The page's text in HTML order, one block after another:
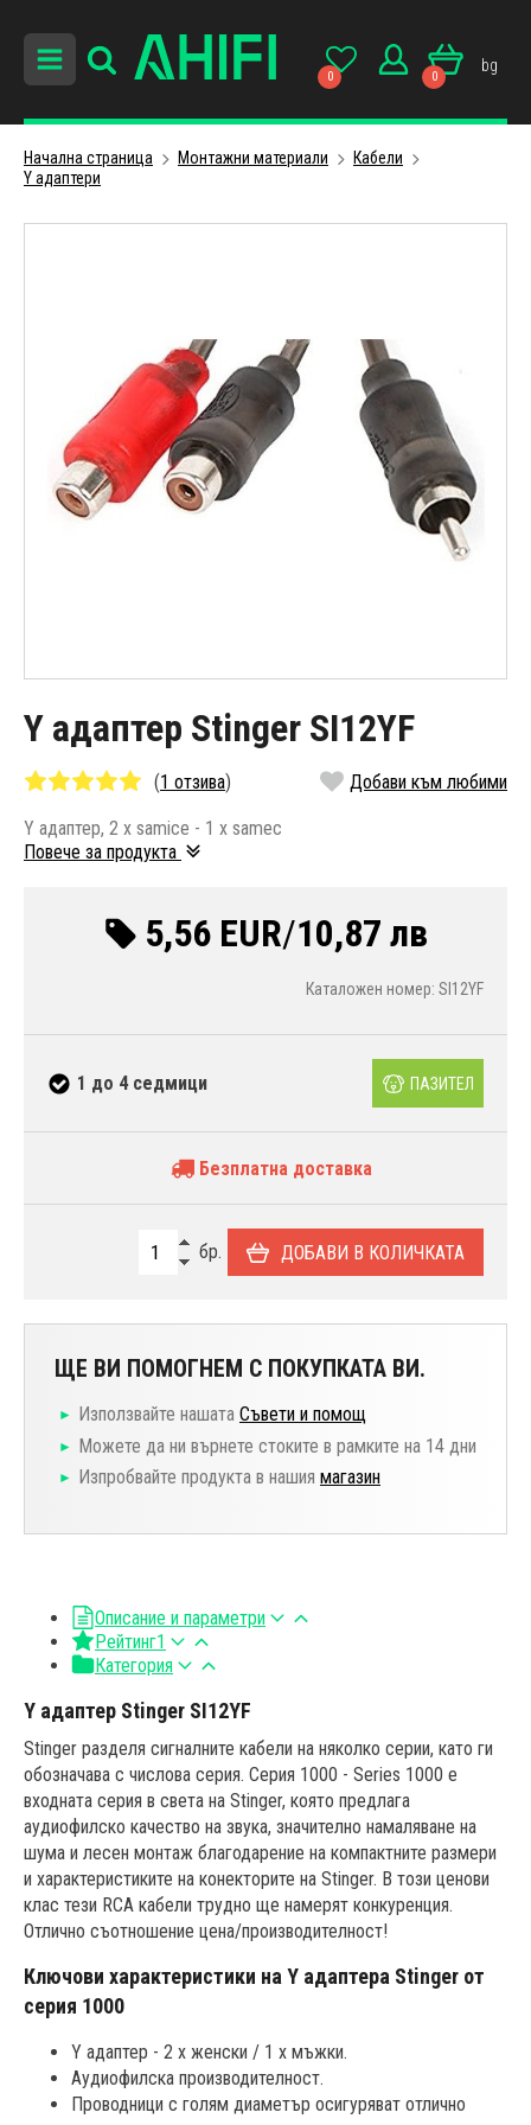
0 0
bg
Начална страница Монтажни материали
Кабели
Y адаптери
Y адаптер Stinger SI12YF
(1 отзива) Добави към любими
Y адаптер, 2 x samice - 1 x samec
Повече за продукта
5,56 EUR/10,87 лв
Каталожен номер: SI12YF
1 до 4 седмици ПАЗИТЕЛ
Безплатна доставка
бр. ДОБАВИ В КОЛИЧКАТА
ЩЕ ВИ ПОМОГНЕМ С ПОКУПКАТА ВИ.
Използвайте нашата Съвети и помощ
Можете да ни върнете стоките в рамките на 14 дни
Изпробвайте продукта в нашия магазин
Описание и параметри
Рейтинг1
Категория
Y адаптер Stinger SI12YF
Stinger разделя сигналните кабели на няколко серии, като ги
обозначава с числова серия. Серия 1000 - Series 1000 е
входната серия в света на Stinger, която предлага
аудиофилско качество на звука, значително намаляване на
шума и лесен монтаж благодарение на компактните размери
и характеристиките на конекторите на Stinger. В този ценови
клас тези RCA кабели трудно ще намерят конкуренция.
Отлично съотношение цена/производителност!
Ключови характеристики на Y адаптера Stinger от
серия 1000
Y адаптер - 2 x женски / 1 x мъжки.
Аудиофилска производителност.
Проводници с голям диаметър осигуряват отлично